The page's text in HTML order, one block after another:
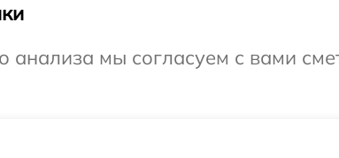
анализа мы согласуем с вами